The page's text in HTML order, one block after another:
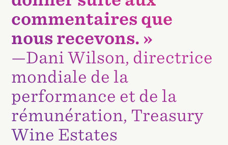
commentaires que
nous recevons. »
—Dani Wilson, directrice
mondiale de la
performance et de la
rémunération, Treasury
Wine Estates